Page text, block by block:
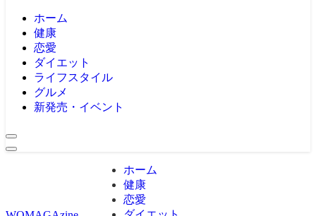
ホーム
健康
恋愛
ダイエット
ライフスタイル
グルメ
新発売・イベント
ホーム
健康
恋愛